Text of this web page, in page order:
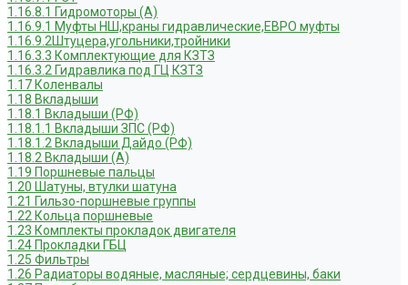
1.16.8.1 Гидромоторы (А)
1.16.9.1 Муфты НШ,краны гидравлические,ЕВРО муфты
1.16.9.2Штуцера,угольники,тройники
1.16.3.3 Комплектующие для КЗТЗ
1.16.3.2 Гидравлика под ГЦ КЗТЗ
1.17 Коленвалы
1.18 Вкладыши
1.18.1 Вкладыши (РФ)
1.18.1.1 Вкладыши ЗПС (РФ)
1.18.1.2 Вкладыши Дайдо (РФ)
1.18.2 Вкладыши (А)
1.19 Поршневые пальцы
1.20 Шатуны, втулки шатуна
1.21 Гильзо-поршневые группы
1.22 Кольца поршневые
1.23 Комплекты прокладок двигателя
1.24 Прокладки ГБЦ
1.25 Фильтры
1.26 Радиаторы водяные, масляные; сердцевины, баки